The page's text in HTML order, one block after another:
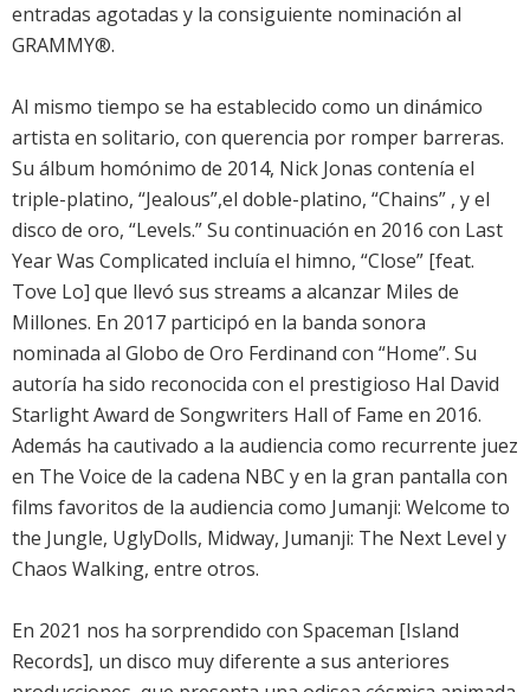
entradas agotadas y la consiguiente nominación al
GRAMMY®.
Al mismo tiempo se ha establecido como un dinámico
artista en solitario, con querencia por romper barreras.
Su álbum homónimo de 2014, Nick Jonas contenía el
triple-platino, “Jealous”,el doble-platino, “Chains” , y el
disco de oro, “Levels.” Su continuación en 2016 con Last
Year Was Complicated incluía el himno, “Close” [feat.
Tove Lo] que llevó sus streams a alcanzar Miles de
Millones. En 2017 participó en la banda sonora
nominada al Globo de Oro Ferdinand con “Home”. Su
autoría ha sido reconocida con el prestigioso Hal David
Starlight Award de Songwriters Hall of Fame en 2016.
Además ha cautivado a la audiencia como recurrente juez
en The Voice de la cadena NBC y en la gran pantalla con
films favoritos de la audiencia como Jumanji: Welcome to
the Jungle, UglyDolls, Midway, Jumanji: The Next Level y
Chaos Walking, entre otros.
En 2021 nos ha sorprendido con Spaceman [Island
Records], un disco muy diferente a sus anteriores